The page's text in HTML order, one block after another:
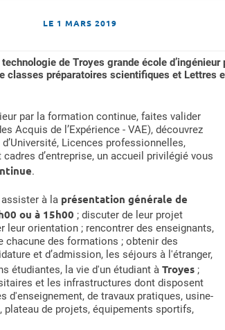
LE 1 MARS 2019
de Troyes grande école
classes préparatoires scientifiques et
par la formation continue, faites valider
Acquis de l’Expérience - VAE), découvrez
Licences professionnelles,
d’entreprise, un accueil privilégié vous
.
à la présentation générale de
ou à 15h00 ; discuter de leur projet
leur orientation ; rencontrer des enseignants,
chacune des formations ; obtenir des
et d’admission, les séjours à l'étranger,
étudiantes, la vie d'un étudiant à Troyes ;
et les infrastructures dont disposent
d'enseignement, de travaux pratiques, usine-
de projets, équipements sportifs,